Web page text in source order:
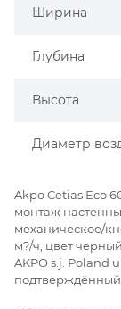
Ширина
Глубина
Высота
Диаметр
Akpo Cetias Eco
монтаж
механическое/
м?/ч, цвет
AKPO s.j. Poland
подтверждённый